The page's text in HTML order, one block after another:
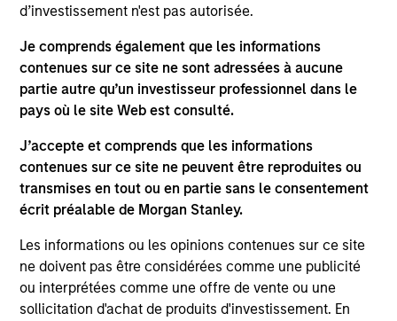
d’investissement n'est pas autorisée.
Je comprends également que les informations
contenues sur ce site ne sont adressées à aucune
partie autre qu’un investisseur professionnel dans le
pays où le site Web est consulté.
J’accepte et comprends que les informations
contenues sur ce site ne peuvent être reproduites ou
transmises en tout ou en partie sans le consentement
écrit préalable de Morgan Stanley.
Les informations ou les opinions contenues sur ce site
ne doivent pas être considérées comme une publicité
ou interprétées comme une offre de vente ou une
sollicitation d'achat de produits d'investissement. En
Team Insights
VIDEO